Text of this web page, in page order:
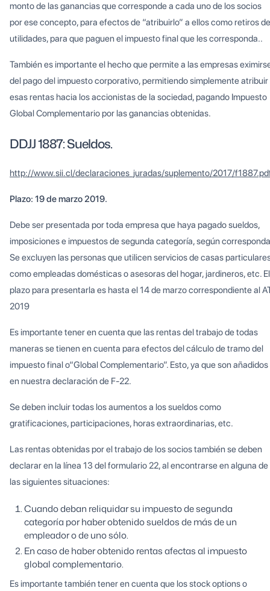
monto de las ganancias que corresponde a cada uno de los socios
por ese concepto, para efectos de “atribuirlo” a ellos como retiros de
utilidades, para que paguen el impuesto final que les corresponda..
También es importante el hecho que permite a las empresas
del pago del impuesto corporativo, permitiendo simplemente atribuir
esas rentas hacia los accionistas de la sociedad, pagando Impuesto
Global Complementario por las ganancias obtenidas.
DDJJ 1887: Sueldos.
http://www.sii.cl/declaraciones_juradas/suplemento/2017/
Plazo: 19 de marzo 2019.
Debe ser presentada por toda empresa que haya pagado sueldos,
imposiciones e impuestos de segunda categoría, según
Se excluyen las personas que utilicen servicios de casas
como empleadas domésticas o asesoras del hogar, jardineros, etc. El
plazo para presentarla es hasta el 14 de marzo correspondiente al
2019
Es importante tener en cuenta que las rentas del trabajo de todas
maneras se tienen en cuenta para efectos del cálculo de tramo del
impuesto final o“Global Complementario”. Esto, ya que son añadidos
en nuestra declaración de F-22.
Se deben incluir todas los aumentos a los sueldos como
gratificaciones, participaciones, horas extraordinarias, etc.
Las rentas obtenidas por el trabajo de los socios también se deben
declarar en la línea 13 del formulario 22, al encontrarse en alguna de
las siguientes situaciones:
Cuando deban reliquidar su impuesto de segunda
categoría por haber obtenido sueldos de más de un
empleador o de uno sólo.
En caso de haber obtenido rentas afectas al impuesto
global complementario.
Es importante también tener en cuenta que los stock options o